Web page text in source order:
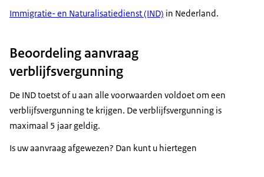
Immigratie- en Naturalisatiedienst (IND) in Nederland.
Beoordeling aanvraag
verblijfsvergunning
De IND toetst of u aan alle voorwaarden voldoet om een
verblijfsvergunning te krijgen. De verblijfsvergunning is
maximaal 5 jaar geldig.
Is uw aanvraag afgewezen? Dan kunt u hiertegen